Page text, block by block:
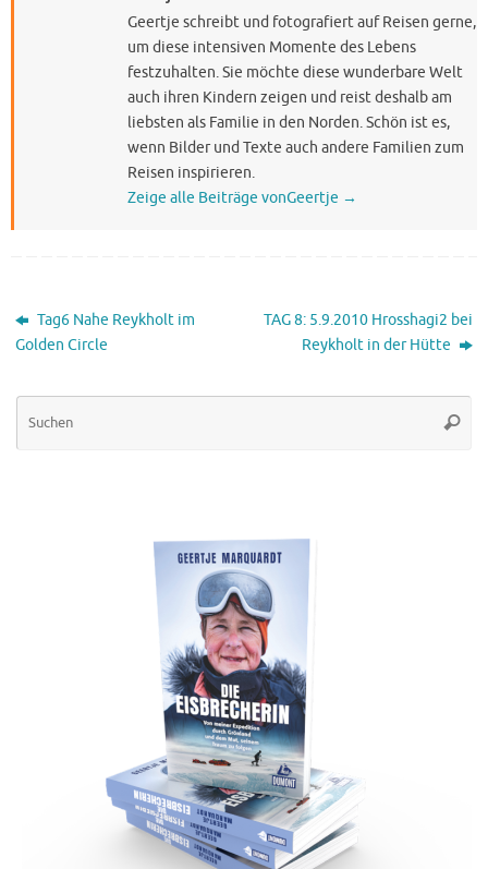
Geertje schreibt und fotografiert auf Reisen gerne,
um diese intensiven Momente des Lebens
festzuhalten. Sie möchte diese wunderbare Welt
auch ihren Kindern zeigen und reist deshalb am
liebsten als Familie in den Norden. Schön ist es,
wenn Bilder und Texte auch andere Familien zum
Reisen inspirieren.
Zeige alle Beiträge vonGeertje →
Tag6 Nahe Reykholt im
Golden Circle
TAG 8: 5.9.2010 Hrosshagi2 bei
Reykholt in der Hütte